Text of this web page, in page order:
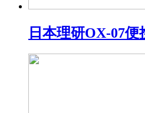
日本理研OX-07